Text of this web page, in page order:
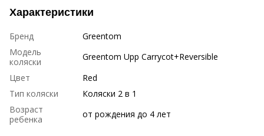
Характеристики
Бренд
Greentom
Модель
коляски
Greentom Upp Carrycot+Reversible
Цвет
Red
Тип коляски
Коляски 2 в 1
Возраст
ребенка
от рождения до 4 лет